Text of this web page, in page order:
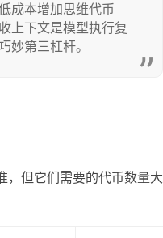
成本增加思维代币
上下文是模型执行复
妙第三杠杆。
，但它们需要的代币数量大